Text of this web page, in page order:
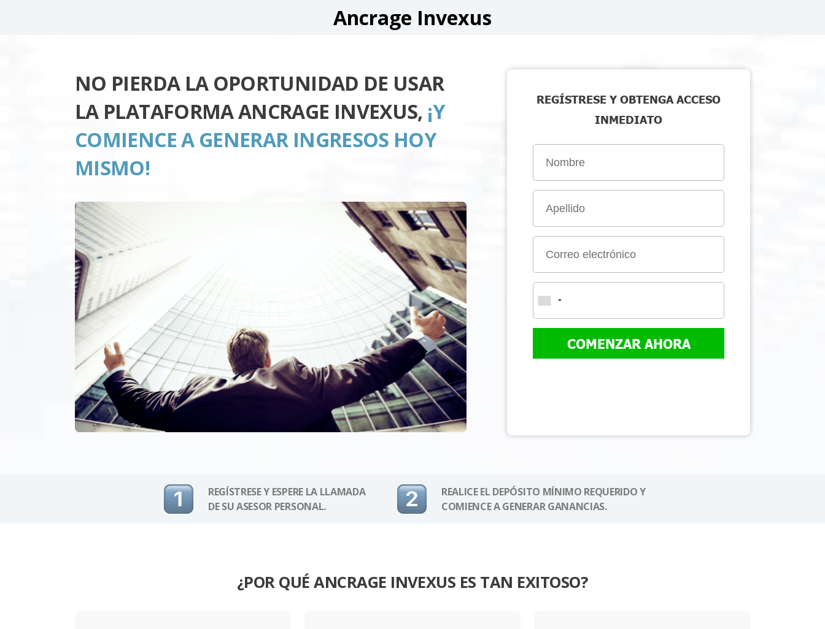
Ancrage Invexus
NO PIERDA LA OPORTUNIDAD DE USAR
LA PLATAFORMA ANCRAGE INVEXUS, ¡Y
COMIENCE A GENERAR INGRESOS HOY
MISMO!
REGÍSTRESE Y OBTENGA ACCESO
INMEDIATO
COMENZAR AHORA
REGÍSTRESE Y ESPERE LA LLAMADA
DE SU ASESOR PERSONAL.
REALICE EL DEPÓSITO MÍNIMO REQUERIDO Y
COMIENCE A GENERAR GANANCIAS.
¿POR QUÉ ANCRAGE INVEXUS ES TAN EXITOSO?